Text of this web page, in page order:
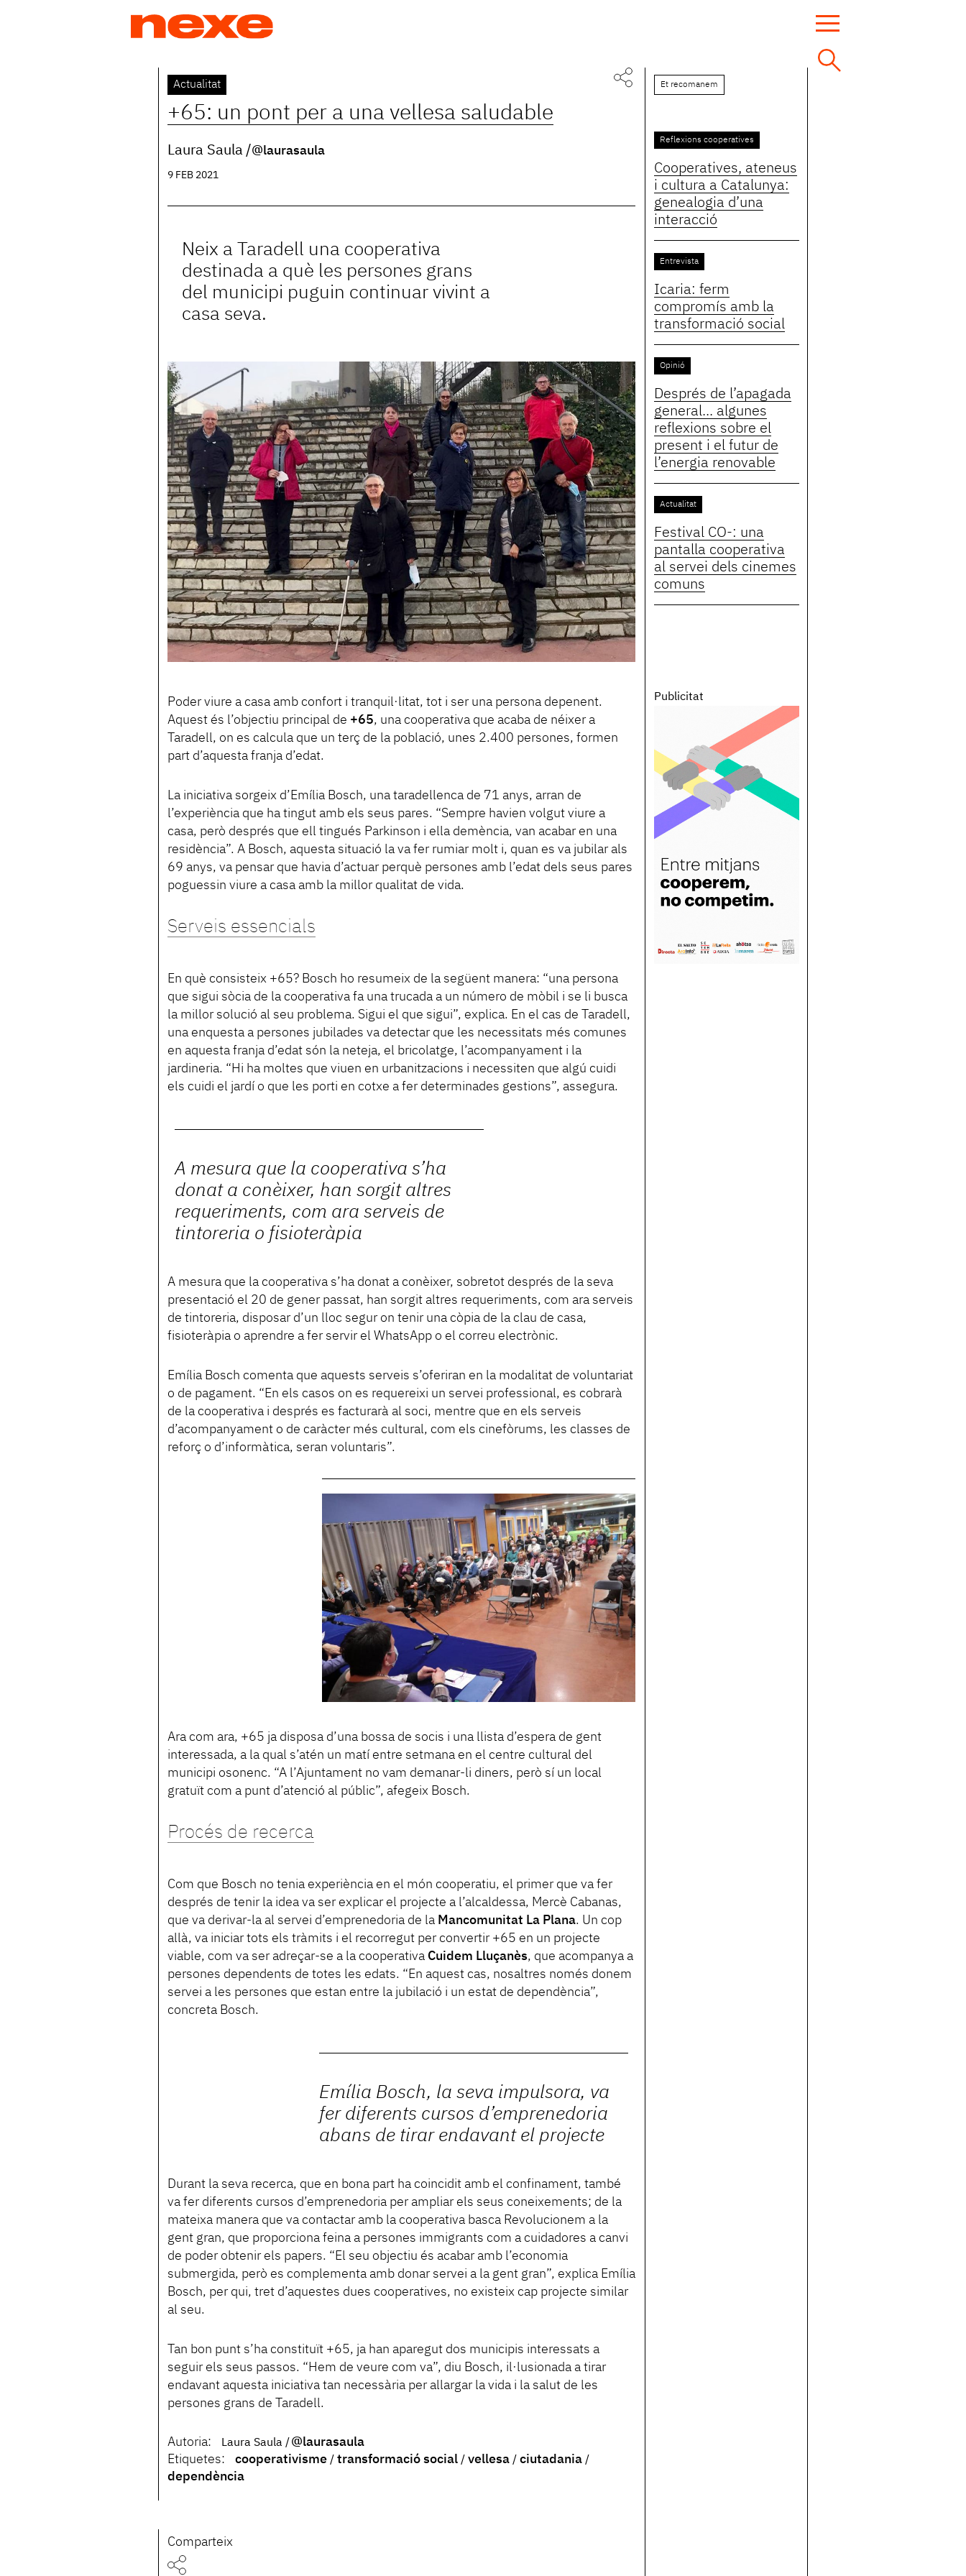
Back
to
top
Actualitat
+65: un pont per a una vellesa saludable
Laura Saula @laurasaula
9 FEB 2021
Neix a Taradell una cooperativa
destinada a què les persones grans
del municipi puguin continuar vivint a
casa seva.
Poder viure a casa amb confort i tranquil·litat, tot i ser una persona depenent.
Aquest és l’objectiu principal de +65, una cooperativa que acaba de néixer a
Taradell, on es calcula que un terç de la població, unes 2.400 persones, formen
part d’aquesta franja d’edat.
La iniciativa sorgeix d’Emília Bosch, una taradellenca de 71 anys, arran de
l’experiència que ha tingut amb els seus pares. “Sempre havien volgut viure a
casa, però després que ell tingués Parkinson i ella demència, van acabar en una
residència”. A Bosch, aquesta situació la va fer rumiar molt i, quan es va jubilar als
69 anys, va pensar que havia d’actuar perquè persones amb l’edat dels seus pares
poguessin viure a casa amb la millor qualitat de vida.
Serveis essencials
En què consisteix +65? Bosch ho resumeix de la següent manera: “una persona
que sigui sòcia de la cooperativa fa una trucada a un número de mòbil i se li busca
la millor solució al seu problema. Sigui el que sigui”, explica. En el cas de Taradell,
una enquesta a persones jubilades va detectar que les necessitats més comunes
en aquesta franja d’edat són la neteja, el bricolatge, l’acompanyament i la
jardineria. “Hi ha moltes que viuen en urbanitzacions i necessiten que algú cuidi
els cuidi el jardí o que les porti en cotxe a fer determinades gestions”, assegura.
A mesura que la cooperativa s’ha
donat a conèixer, han sorgit altres
requeriments, com ara serveis de
tintoreria o fisioteràpia
A mesura que la cooperativa s’ha donat a conèixer, sobretot després de la seva
presentació el 20 de gener passat, han sorgit altres requeriments, com ara serveis
de tintoreria, disposar d’un lloc segur on tenir una còpia de la clau de casa,
fisioteràpia o aprendre a fer servir el WhatsApp o el correu electrònic.
Emília Bosch comenta que aquests serveis s’oferiran en la modalitat de voluntariat
o de pagament. “En els casos on es requereixi un servei professional, es cobrarà
de la cooperativa i després es facturarà al soci, mentre que en els serveis
d’acompanyament o de caràcter més cultural, com els cinefòrums, les classes de
reforç o d’informàtica, seran voluntaris”.
Ara com ara, +65 ja disposa d’una bossa de socis i una llista d’espera de gent
interessada, a la qual s’atén un matí entre setmana en el centre cultural del
municipi osonenc. “A l’Ajuntament no vam demanar-li diners, però sí un local
gratuït com a punt d’atenció al públic”, afegeix Bosch.
Procés de recerca
Com que Bosch no tenia experiència en el món cooperatiu, el primer que va fer
després de tenir la idea va ser explicar el projecte a l’alcaldessa, Mercè Cabanas,
que va derivar-la al servei d’emprenedoria de la Mancomunitat La Plana. Un cop
allà, va iniciar tots els tràmits i el recorregut per convertir +65 en un projecte
viable, com va ser adreçar-se a la cooperativa Cuidem Lluçanès, que acompanya a
persones dependents de totes les edats. “En aquest cas, nosaltres només donem
servei a les persones que estan entre la jubilació i un estat de dependència”,
concreta Bosch.
Emília Bosch, la seva impulsora, va
fer diferents cursos d’emprenedoria
abans de tirar endavant el projecte
Durant la seva recerca, que en bona part ha coincidit amb el confinament, també
va fer diferents cursos d’emprenedoria per ampliar els seus coneixements; de la
mateixa manera que va contactar amb la cooperativa basca Revolucionem a la
gent gran, que proporciona feina a persones immigrants com a cuidadores a canvi
de poder obtenir els papers. “El seu objectiu és acabar amb l’economia
submergida, però es complementa amb donar servei a la gent gran”, explica Emília
Bosch, per qui, tret d’aquestes dues cooperatives, no existeix cap projecte similar
al seu.
Tan bon punt s’ha constituït +65, ja han aparegut dos municipis interessats a
seguir els seus passos. “Hem de veure com va”, diu Bosch, il·lusionada a tirar
endavant aquesta iniciativa tan necessària per allargar la vida i la salut de les
persones grans de Taradell.
Autoria: Laura Saula
@laurasaula
Etiquetes:
cooperativisme transformació social vellesa
ciutadania
dependència
Comparteix
Et recomanem
Reflexions cooperatives
Cooperatives, ateneus
i cultura a Catalunya:
genealogia d’una
interacció
Entrevista
Icaria: ferm
compromís amb la
transformació social
Opinió
Després de l’apagada
general... algunes
reflexions sobre el
present i el futur de
l’energia renovable
Actualitat
Festival CO-: una
pantalla cooperativa
al servei dels cinemes
comuns
Publicitat